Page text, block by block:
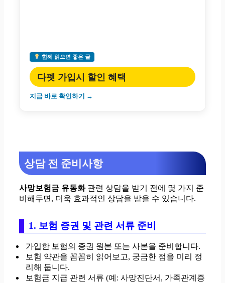
함께 읽으면 좋은 글
다펫 가입시 할인 혜택
지금 바로 확인하기 →
상담 전 준비사항
사망보험금 유동화관련 상담을 받기 전에 몇 가지 준
비해두면, 더욱 효과적인 상담을 받을 수 있습니다.
1. 보험 증권 및 관련 서류 준비
가입한 보험의 증권 원본 또는 사본을 준비합니다.
보험 약관을 꼼꼼히 읽어보고, 궁금한 점을 미리 정
리해 둡니다.
보험금 지급 관련 서류 (예: 사망진단서, 가족관계증